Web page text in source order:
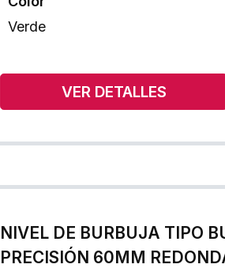
Verde
VER DETALLES
NIVEL DE BURBUJA TIPO
PRECISIÓN 60MM